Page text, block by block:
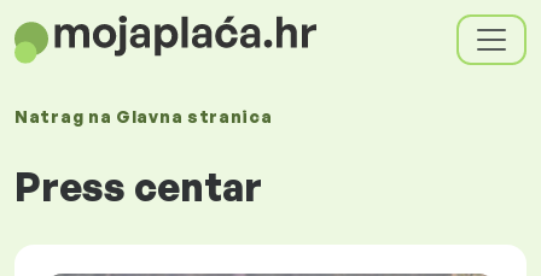
Natrag na Glavna stranica
Press centar